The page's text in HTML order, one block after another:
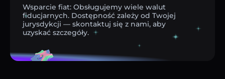
Wsparcie fiat: Obsługujemy wiele walut
fiducjarnych. Dostępność zależy od Twojej
jurysdykcji — skontaktuj się z nami, aby
uzyskać szczegóły.